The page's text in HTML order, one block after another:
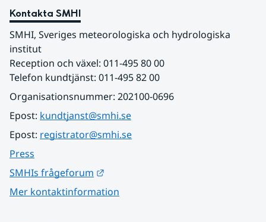
Kontakta SMHI
SMHI, Sveriges meteorologiska och hydrologiska
institut
Reception och växel: 011-495 80 00
Telefon kundtjänst: 011-495 82 00
Organisationsnummer: 202100-0696
Epost: kundtjanst@smhi.se
Epost: registrator@smhi.se
Press
SMHIs frågeforum
Mer kontaktinformation